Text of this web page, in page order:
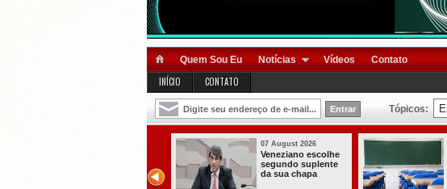
Quem Sou Eu Notícias Vídeos Contato
INÍCIO CONTATO
Tópicos:
história e consolida
07 August 2026
Homem é preso
com armas,
munições e